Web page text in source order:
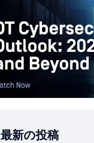
最新の投稿